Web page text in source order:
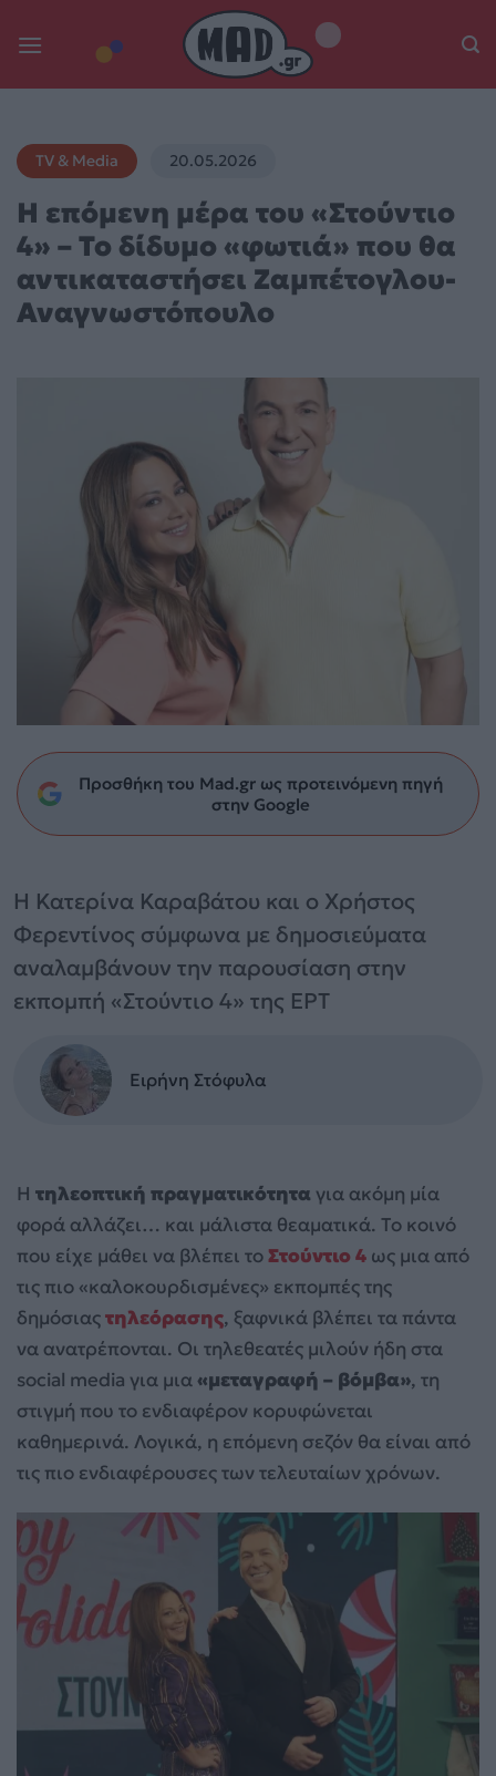
TV & Media 20.05.2026
Η επόμενη μέρα του «Στούντιο
4» – Το δίδυμο «φωτιά» που θα
αντικαταστήσει Ζαμπέτογλου-
Αναγνωστόπουλο
Προσθήκη του Mad.gr ως προτεινόμενη πηγή
στην Google
Η Κατερίνα Καραβάτου και ο Χρήστος
Φερεντίνος σύμφωνα με δημοσιεύματα
αναλαμβάνουν την παρουσίαση στην
εκπομπή «Στούντιο 4» της ΕΡΤ
Ειρήνη Στόφυλα
Η τηλεοπτική πραγματικότητα για ακόμη μία
φορά αλλάζει… και μάλιστα θεαματικά. Το κοινό
που είχε μάθει να βλέπει τοΣτούντιο 4 ως μια από
τις πιο «καλοκουρδισμένες» εκπομπές της
δημόσιαςτηλεόρασης, ξαφνικά βλέπει τα πάντα
να ανατρέπονται. Οι τηλεθεατές μιλούν ήδη στα
social media για μια«μεταγραφή – βόμβα», τη
στιγμή που το ενδιαφέρον κορυφώνεται
καθημερινά. Λογικά, η επόμενη σεζόν θα είναι από
τις πιο ενδιαφέρουσες των τελευταίων χρόνων.